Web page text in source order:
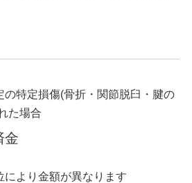
特定損傷(骨折・関節脱臼・ 腱の
た場合
金
により金額が異なります